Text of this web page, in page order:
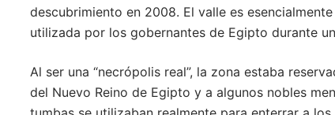
descubrimiento en 2008. El valle es
utilizada por los gobernantes de Egipto durante
Al ser una “necrópolis real”, la zona estaba
del Nuevo Reino de Egipto y a algunos nobles